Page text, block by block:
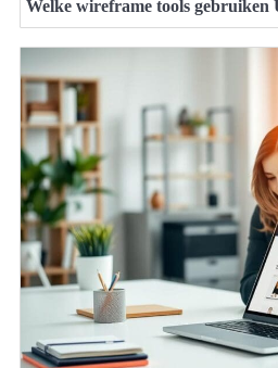
Welke wireframe tools gebruiken